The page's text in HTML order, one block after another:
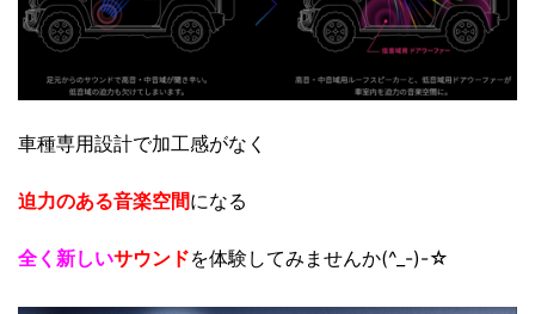
車種専用設計で加工感がなく
迫力のある音楽空間になる
全く新しいサウンドを体験してみませんか(^_-)-☆